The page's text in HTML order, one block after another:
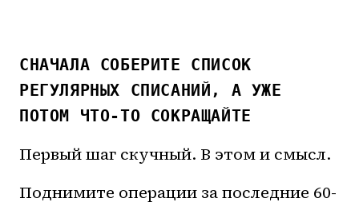
СНАЧАЛА СОБЕРИТЕ СПИСОК
РЕГУЛЯРНЫХ СПИСАНИЙ, А УЖЕ
ПОТОМ ЧТО-ТО СОКРАЩАЙТЕ
Первый шаг скучный. В этом и смысл.
Поднимите операции за последние 60-